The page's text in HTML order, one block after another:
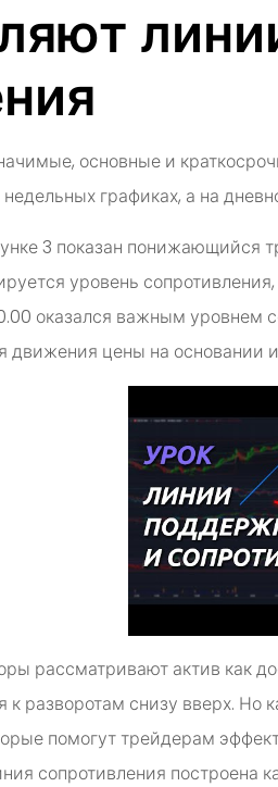
основные и
графиках, а на
3 показан
уровень
оказался важным уровнем
движения цены на основании
рассматривают актив как
разворотам снизу вверх. Но
помогут трейдерам
сопротивления построена